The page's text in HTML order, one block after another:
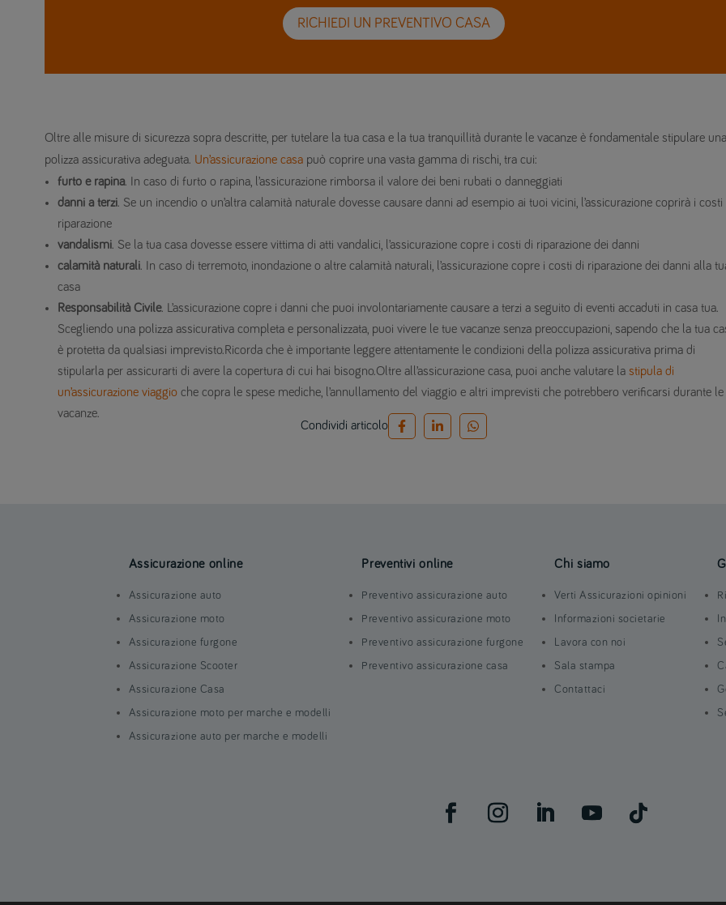
RICHIEDI UN PREVENTIVO CASA
Oltre alle misure di sicurezza sopra descritte, per tutelare la tua casa e la tua tranquillità durante le vacanze è fondamentale stipulare una
polizza assicurativa adeguata. Un’assicurazione casapuò coprire una vasta gamma di rischi, tra cui:
furto e rapina. In caso di furto o rapina, l’assicurazione rimborsa il valore dei beni rubati o danneggiati
danni a terzi. Se un incendio o un’altra calamità naturale dovesse causare danni ad esempio ai tuoi vicini, l’assicurazione coprirà i costi
riparazione
vandalismi. Se la tua casa dovesse essere vittima di atti vandalici, l’assicurazione copre i costi di riparazione dei danni
calamità naturali. In caso di terremoto, inondazione o altre calamità naturali, l’assicurazione copre i costi di riparazione dei danni alla
casa
Responsabilità Civile. L’assicurazione copre i danni che puoi involontariamente causare a terzi a seguito di eventi accaduti in casa tua.
Scegliendo una polizza assicurativa completa e personalizzata, puoi vivere le tue vacanze senza preoccupazioni, sapendo che la tua
è protetta da qualsiasi imprevisto.Ricorda che è importante leggere attentamente le condizioni della polizza assicurativa prima di
stipularla per assicurarti di avere la copertura di cui hai bisogno.Oltre all’assicurazione casa, puoi anche valutare lastipula di
un’assicurazione viaggioche copra le spese mediche, l’annullamento del viaggio e altri imprevisti che potrebbero verificarsi durante le
vacanze.
Condividi articolo
Assicurazione online
Assicurazione auto
Assicurazione moto
Assicurazione furgone
Assicurazione Scooter
Assicurazione Casa
Assicurazione moto per marche e modelli
Assicurazione auto per marche e modelli
Preventivi online
Preventivo assicurazione auto
Preventivo assicurazione moto
Preventivo assicurazione furgone
Preventivo assicurazione casa
Chi siamo
Verti Assicurazioni opinioni
Informazioni societarie
Lavora con noi
Sala stampa
Contattaci